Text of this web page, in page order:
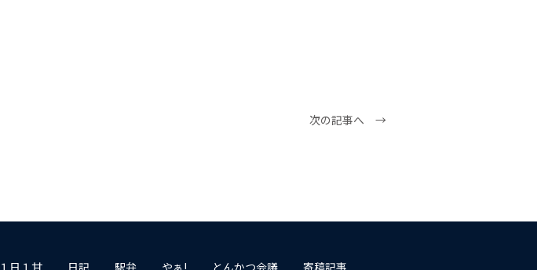
次の記事へ →
１日１甘 日記 駅弁 やぁ! とんかつ会議 寄稿記事